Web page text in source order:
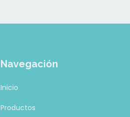
Navegación
Inicio
Productos